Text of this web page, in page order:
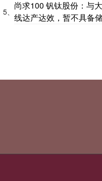
5、
尚求100 钒钛股份：与
线达产达效，暂不具备